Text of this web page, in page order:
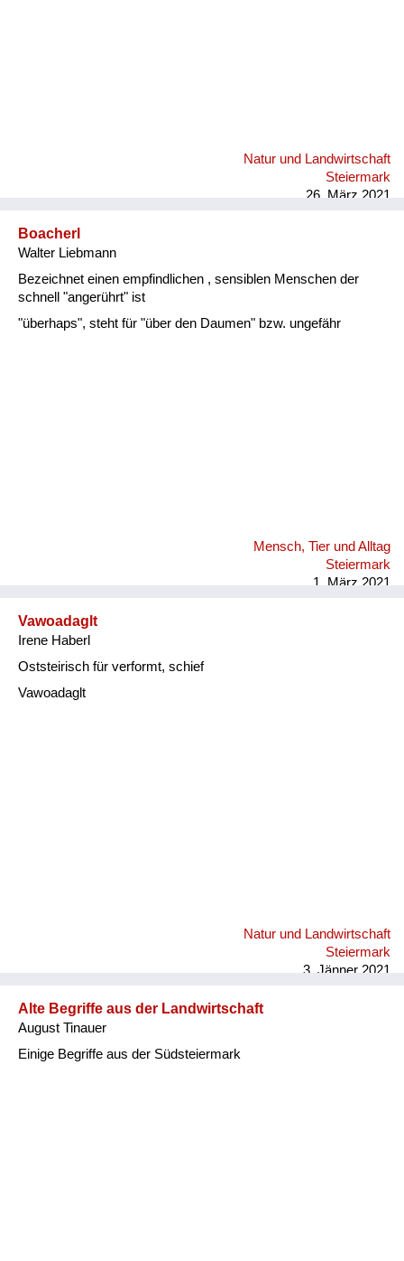
Natur und Landwirtschaft
Steiermark
26. März 2021
Boacherl
Walter Liebmann
Bezeichnet einen empfindlichen , sensiblen Menschen der
schnell "angerührt" ist
"überhaps", steht für "über den Daumen" bzw. ungefähr
Mensch, Tier und Alltag
Steiermark
1. März 2021
Vawoadaglt
Irene Haberl
Oststeirisch für verformt, schief
Vawoadaglt
Natur und Landwirtschaft
Steiermark
3. Jänner 2021
Alte Begriffe aus der Landwirtschaft
August Tinauer
Einige Begriffe aus der Südsteiermark